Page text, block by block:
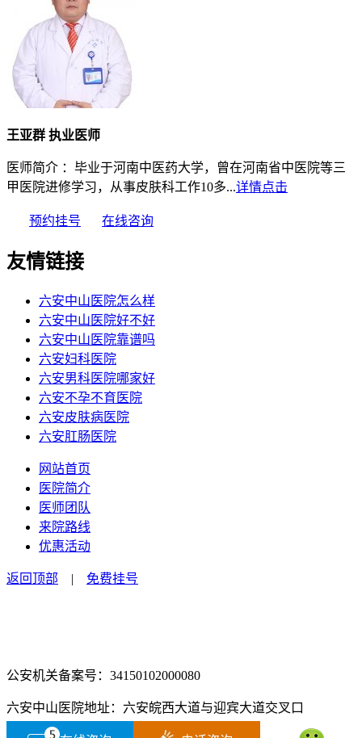
王亚群 执业医师
医师简介 ：毕业于河南中医药大学，曾在河南省中医院等三
甲医院进修学习，从事皮肤科工作10多...详情点击
预约挂号 在线咨询
友情链接
六安中山医院怎么样
六安中山医院好不好
六安中山医院靠谱吗
六安妇科医院
六安男科医院哪家好
六安不孕不育医院
六安皮肤病医院
六安肛肠医院
网站首页
医院简介
医师团队
来院路线
优惠活动
返回顶部 | 免费挂号
公安机关备案号：34150102000080
六安中山医院地址：六安皖西大道与迎宾大道交叉口